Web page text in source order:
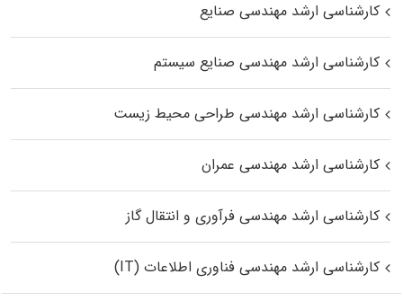
کارشناسی ارشد مهندسی صنایع
کارشناسی ارشد مهندسی صنایع سیستم
کارشناسی ارشد مهندسی طراحی محیط زیست
کارشناسی ارشد مهندسی عمران
کارشناسی ارشد مهندسی فرآوری و انتقال گاز
کارشناسی ارشد مهندسی فناوری اطلاعات (IT)